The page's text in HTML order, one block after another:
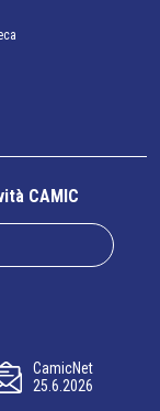
CAMIC
CamicNet
25.6.2026